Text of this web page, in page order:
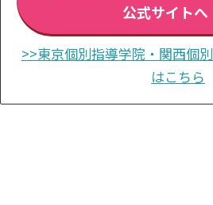
公式サイトへ
>>東京個別指導学院・関西個
はこちら